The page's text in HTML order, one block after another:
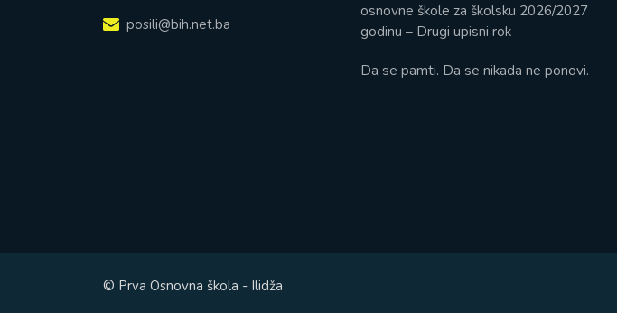
posili@bih.net.ba
osnovne škole za školsku 2026/2027
godinu – Drugi upisni rok
Da se pamti. Da se nikada ne ponovi.
© Prva Osnovna škola - Ilidža